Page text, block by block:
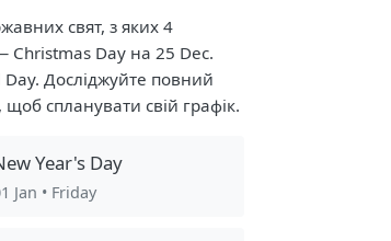
свят, з яких 4
Christmas Day на 25 Dec.
Досліджуйте повний
, щоб спланувати свій графік.
Year's Day
Jan • Friday